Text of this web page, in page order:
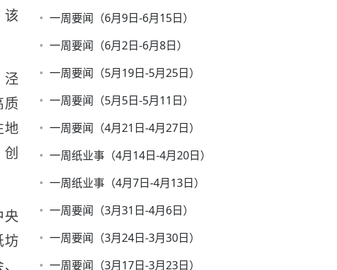
该
泾
质
地
央
坊
一周要闻（6月9日-6月15日）
一周要闻（6月2日-6月8日）
一周要闻（5月19日-5月25日）
一周要闻（5月5日-5月11日）
一周要闻（4月21日-4月27日）
一周纸业事（4月14日-4月20日）
一周纸业事（4月7日-4月13日）
一周要闻（3月31日-4月6日）
一周要闻（3月24日-3月30日）
一周要闻（3月17日-3月23日）